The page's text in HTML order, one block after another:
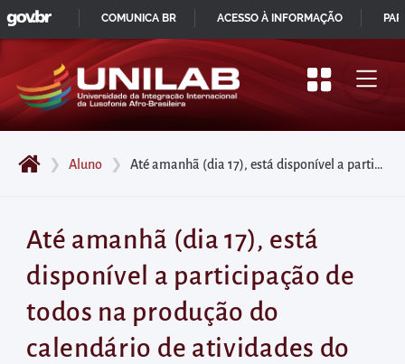
Pular
para
início
do
principal
Acessar
diretamente
menu
principal
❯ Aluno ❯ Até amanhã (dia 17), está disponível a participação de todos na produção do calendário de atividades do 8º Novembro Afro-brasileiro da Unilab. Colabore conosco!
Até amanhã (dia 17), está
disponível a participação de
todos na produção do
calendário de atividades do
IR
PARA
CONTEÚDO
GOVBR
COMUNICA BR ACESSO À INFORMAÇÃO